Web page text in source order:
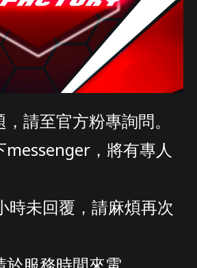
請至官方粉專詢問。
messenger，將有專人
時未回覆，請麻煩再次